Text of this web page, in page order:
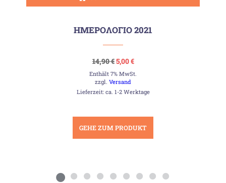
ΗΜΕΡΟΛΟΓΙΟ 2021
14,90€Ursprünglicher
Preis
war:
14,90 €
5,00€Aktueller
ist:
Enthält 7% MwSt.
zzgl.Versand
Lieferzeit: ca. 1-2 Werktage
GEHE ZUM PRODUKT